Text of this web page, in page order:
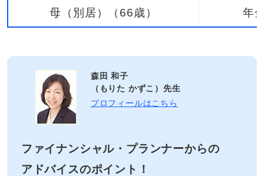
母（別居）（66歳） 年
森田 和子
（もりた かずこ）先生
プロフィールはこちら
ファイナンシャル・プランナーからの
アドバイスのポイント！